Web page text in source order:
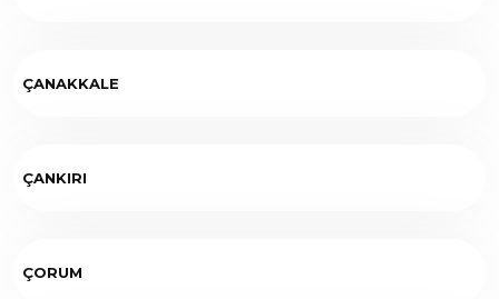
ÇANAKKALE
ÇANKIRI
ÇORUM